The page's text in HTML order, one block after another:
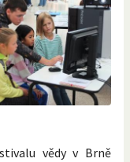
vědy v Brně